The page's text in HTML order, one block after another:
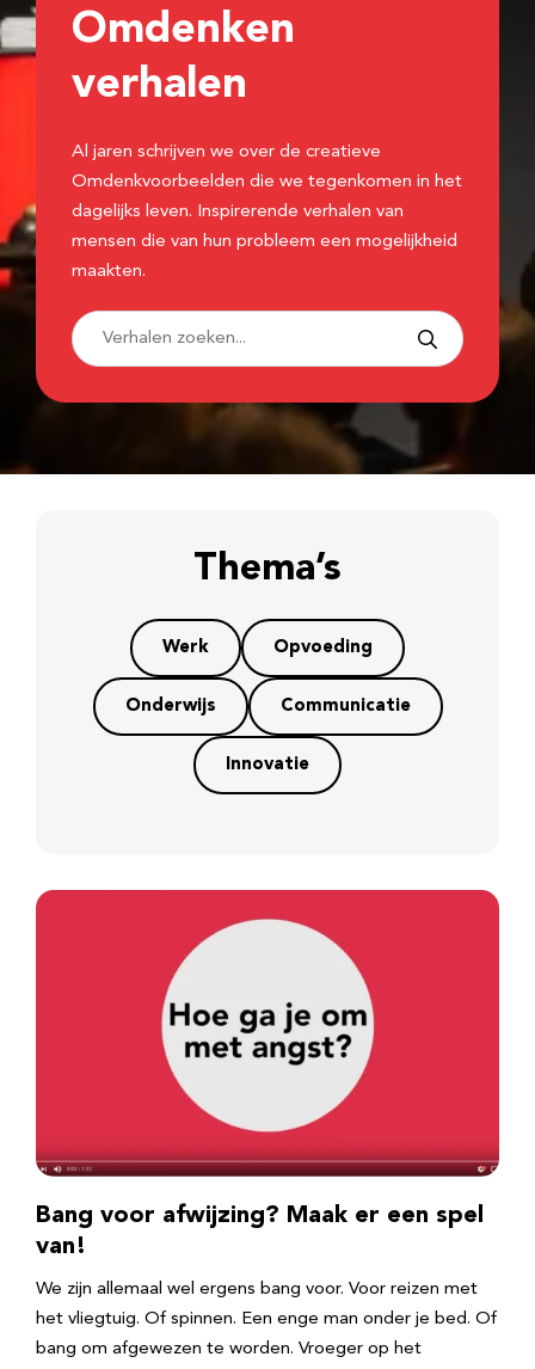
Omdenken
verhalen
Al jaren schrijven we over de creatieve
Omdenkvoorbeelden die we tegenkomen in het
dagelijks leven. Inspirerende verhalen van
mensen die van hun probleem een mogelijkheid
maakten.
Thema’s
Werk Opvoeding
Onderwijs Communicatie
Innovatie
Bang voor afwijzing? Maak er een spel
van!
We zijn allemaal wel ergens bang voor. Voor reizen met
het vliegtuig. Of spinnen. Een enge man onder je bed. Of
bang om afgewezen te worden. Vroeger op het